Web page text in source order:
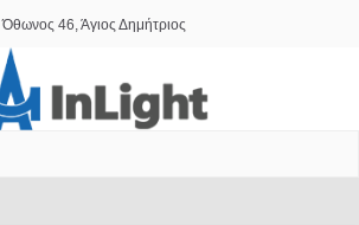
Όθωνος 46, Άγιος Δημήτριος